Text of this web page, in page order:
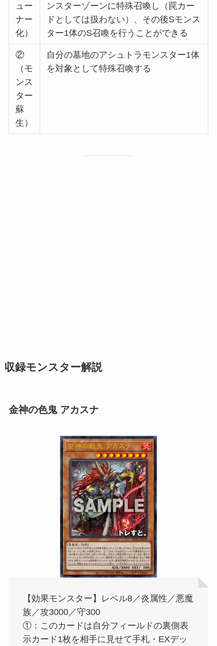
ュー
ナー
化）
ンスターゾーンに特殊召喚し（罠カー
ドとしては扱わない）、その後Sモンス
ター1体のS召喚を行うことができる
②
（モ
ンス
ター
蘇
生）
自分の墓地のアシュトラモンスター1体
を対象として特殊召喚する
収録モンスター解説
金神の色鬼 アカスナ
【効果モンスター】レベル8／炎属性／悪魔
族／攻3000／守300
①：このカードは自分フィールドの裏側表
示カード1枚を相手に見せて手札・EXデッ